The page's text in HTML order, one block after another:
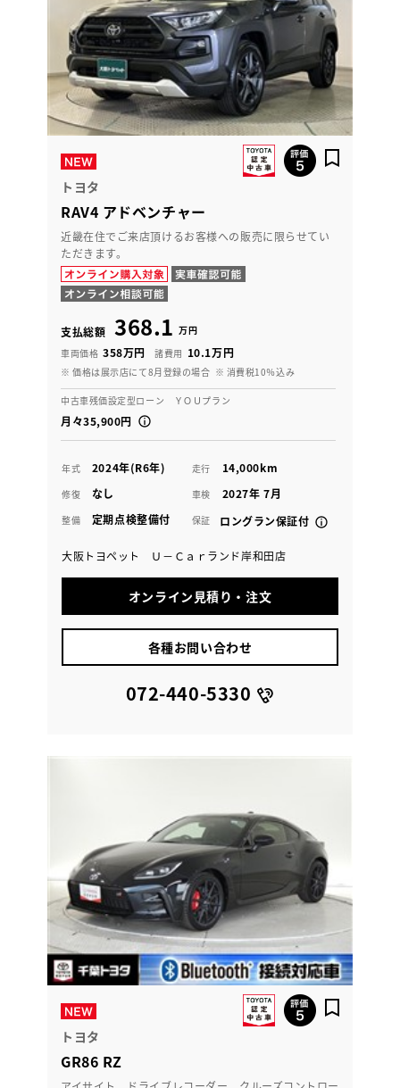
トヨタ
RAV4 アドベンチャー
近畿在住でご来店頂けるお客様への販売に限らせてい
ただきます。
支払総額 368.1 万円
車両価格 358万円 諸費用 10.1万円
※ 価格は展示店にて8月登録の場合 ※ 消費税10％込み
中古車残価設定型ローン ＹＯＵプラン
月々35,900円
年式 2024年(R6年) 走行 14,000km
修復 なし 車検 2027年 7月
整備 定期点検整備付 保証 ロングラン保証付
大阪トヨペット Ｕ－Ｃａｒランド岸和田店
オンライン見積り・注文
各種お問い合わせ
072-440-5330
トヨタ
GR86 RZ